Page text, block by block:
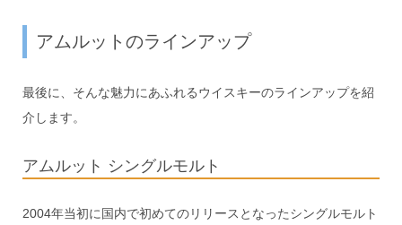
アムルットのラインアップ
最後に、そんな魅力にあふれるウイスキーのラインアップを紹
介します。
アムルット シングルモルト
2004年当初に国内で初めてのリリースとなったシングルモルト